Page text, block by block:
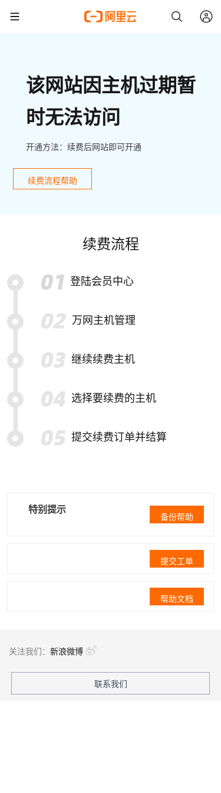
该网站因主机过期暂
时无法访问
开通方法：续费后网站即可开通
续费流程帮助
续费流程
登陆会员中心
万网主机管理
继续续费主机
选择要续费的主机
提交续费订单并结算
特别提示
备份帮助
提交工单
帮助文档